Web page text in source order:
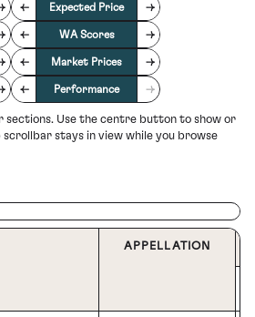
← Expected Price →
← WA Scores →
← Market Prices →
← Performance →
sections. Use the centre button to show or
scrollbar stays in view while you browse
APPELLATION